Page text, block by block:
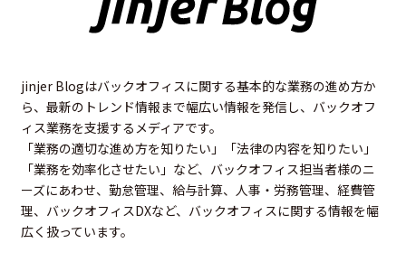
jinjer Blogはバックオフィスに関する基本的な業務の進め方か
ら、最新のトレンド情報まで幅広い情報を発信し、バックオフ
ィス業務を支援するメディアです。
「業務の適切な進め方を知りたい」「法律の内容を知りたい」
「業務を効率化させたい」など、バックオフィス担当者様のニ
ーズにあわせ、勤怠管理、給与計算、人事・労務管理、経費管
理、バックオフィスDXなど、バックオフィスに関する情報を幅
広く扱っています。